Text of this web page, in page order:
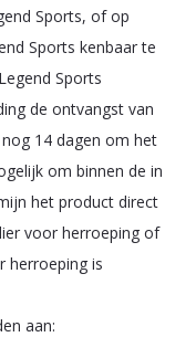
Sports, of op
Sports kenbaar te
Sports
de ontvangst van
14 dagen om het
om binnen de in
het product direct
voor herroeping of
herroeping is
aan: